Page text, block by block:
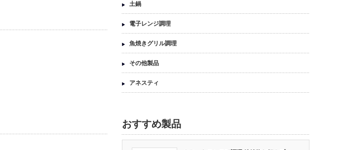
土鍋
電子レンジ調理
魚焼きグリル調理
その他製品
アネスティ
おすすめ製品